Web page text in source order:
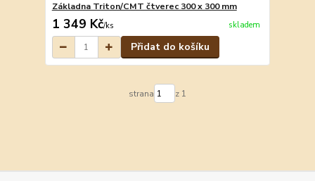
Základna Triton/CMT čtverec 300 x 300 mm
1 349 Kč/ks skladem
Přidat do košíku
strana z 1